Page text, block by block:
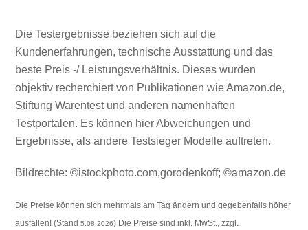
Die Testergebnisse beziehen sich auf die
Kundenerfahrungen, technische Ausstattung und das
beste Preis -/ Leistungsverhältnis. Dieses wurden
objektiv recherchiert von Publikationen wie Amazon.de,
Stiftung Warentest und anderen namenhaften
Testportalen. Es können hier Abweichungen und
Ergebnisse, als andere Testsieger Modelle auftreten.
Bildrechte: ©istockphoto.com,gorodenkoff; ©amazon.de
Die Preise können sich mehrmals am Tag ändern und gegebenfalls höher
ausfallen! (Stand5.08.2026) Die Preise sind inkl. MwSt., zzgl.